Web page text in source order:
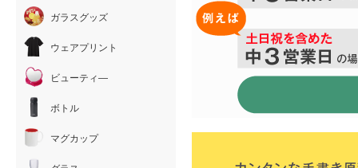
ガラスグッズ
ウェアプリント
ビューティ―
ボトル
マグカップ